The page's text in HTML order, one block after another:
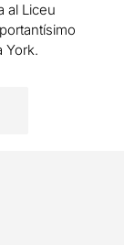
al Liceu
York.